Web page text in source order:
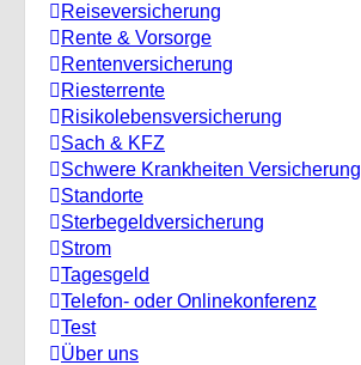
Reiseversicherung
Rente & Vorsorge
Rentenversicherung
Riesterrente
Risikolebensversicherung
Sach & KFZ
Schwere Krankheiten Versicherung
Standorte
Sterbegeldversicherung
Strom
Tagesgeld
Telefon- oder Onlinekonferenz
Test
Über uns